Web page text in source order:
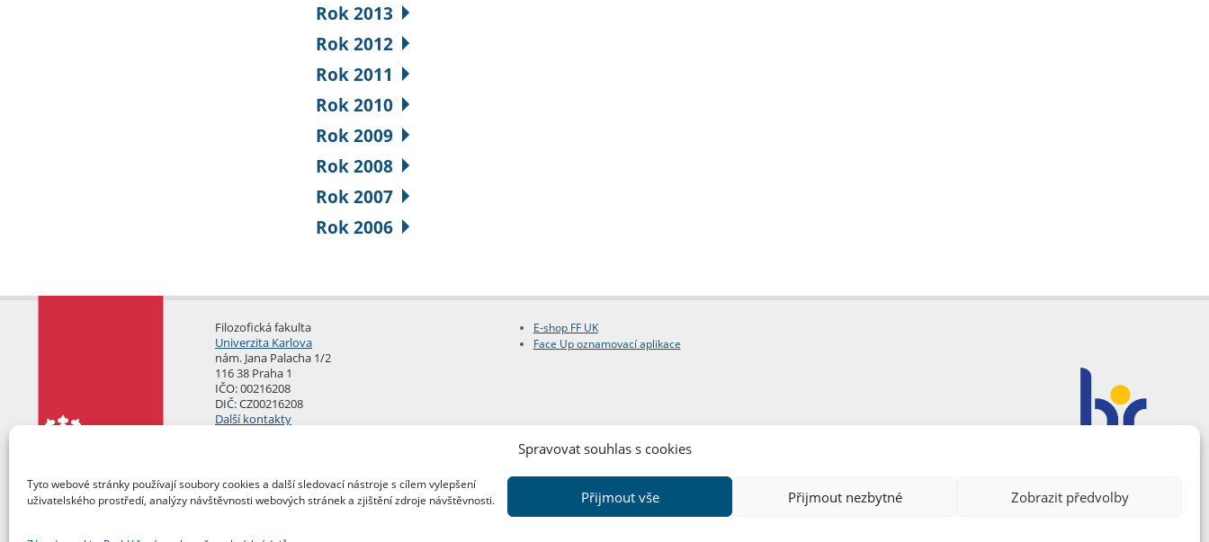
Spravovat souhlas s cookies
Tyto webové stránky používají soubory cookies a další sledovací nástroje s cílem vylepšení
uživatelského prostředí, analýzy návštěvnosti webových stránek a zjištění zdroje návštěvnosti.
Přijmout vše Přijmout nezbytné Zobrazit předvolby
Rok 2013
Rok 2012
Rok 2011
Rok 2010
Rok 2009
Rok 2008
Rok 2007
Rok 2006
Filozofická fakulta
Univerzita Karlova
nám. Jana Palacha 1/2
116 38 Praha 1
IČO: 00216208
DIČ: CZ00216208
Další kontakty
E-shop FF UK
Face Up oznamovací aplikace